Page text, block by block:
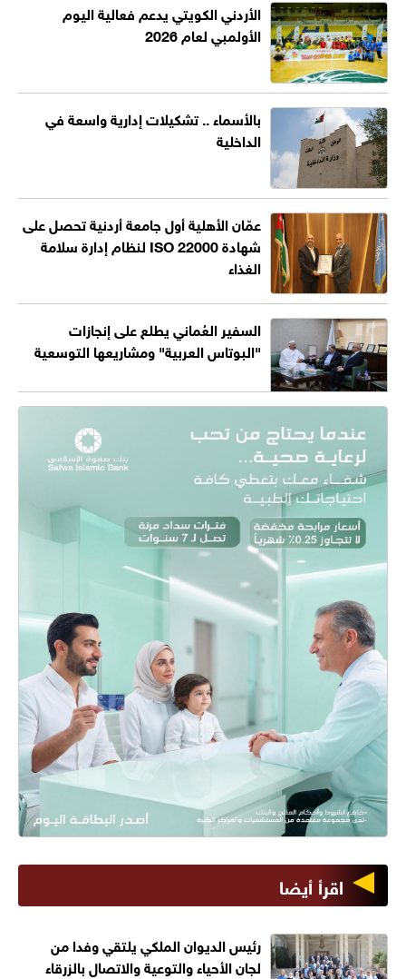
الأردني الكويتي يدعم فعالية اليوم
الأولمبي لعام 2026
بالأسماء .. تشكيلات إدارية واسعة في
الداخلية
عمّان الأهلية أول جامعة أردنية تحصل على
شهادة ISO 22000 لنظام إدارة سلامة
الغذاء
السفير العُماني يطلع على إنجازات
"البوتاس العربية" ومشاريعها التوسعية
اقرأ أيضا
رئيس الديوان الملكي يلتقي وفدا من
لجان الأحياء والتوعية والاتصال بالزرقاء